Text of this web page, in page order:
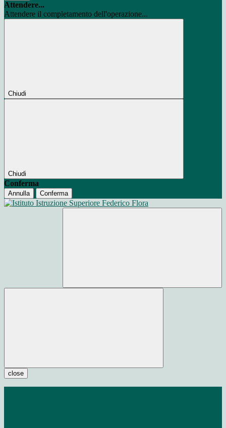
Attendere...
Attendere il completamento dell'operazione...
Chiudi
Chiudi
Conferma
Annulla Conferma
close